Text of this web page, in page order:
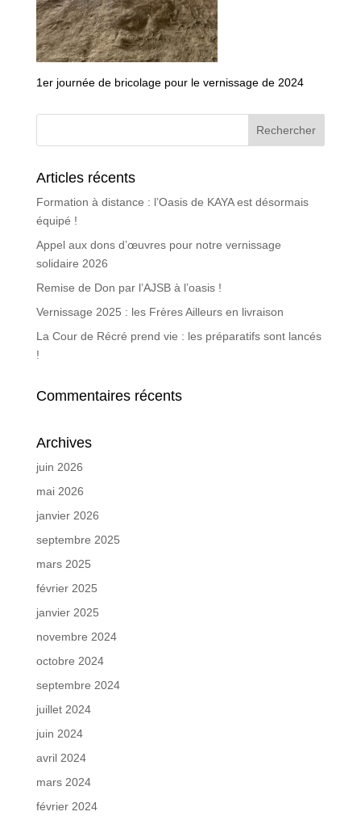
1er journée de bricolage pour le vernissage de 2024
Articles récents
Formation à distance : l’Oasis de KAYA est désormais
équipé !
Appel aux dons d’œuvres pour notre vernissage
solidaire 2026
Remise de Don par l’AJSB à l’oasis !
Vernissage 2025 : les Frères Ailleurs en livraison
La Cour de Récré prend vie : les préparatifs sont lancés
!
Commentaires récents
Archives
juin 2026
mai 2026
janvier 2026
septembre 2025
mars 2025
février 2025
janvier 2025
novembre 2024
octobre 2024
septembre 2024
juillet 2024
juin 2024
avril 2024
mars 2024
février 2024